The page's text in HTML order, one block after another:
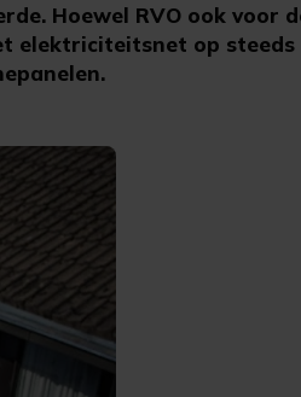
Hoewel RVO ook voor
elektriciteitsnet op steeds